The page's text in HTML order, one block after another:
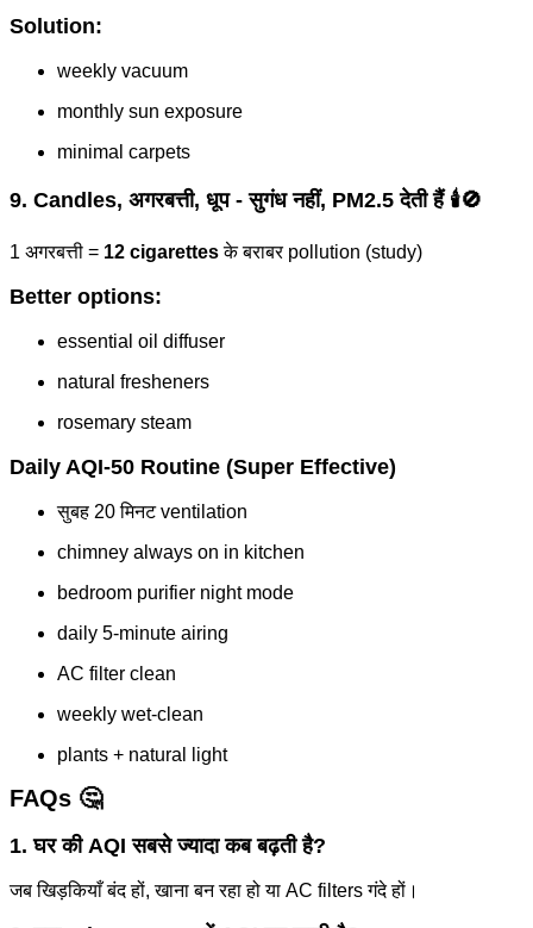
Solution:
weekly vacuum
monthly sun exposure
minimal carpets
9. Candles, अगरबत्ती, धूप - सुगंध नहीं, PM2.5 देती हैं 🕯️🚫
1 अगरबत्ती = 12 cigarettesके बराबर pollution (study)
Better options:
essential oil diffuser
natural fresheners
rosemary steam
Daily AQI-50 Routine (Super Effective)
सुबह 20 मिनट ventilation
chimney always on in kitchen
bedroom purifier night mode
daily 5-minute airing
AC filter clean
weekly wet-clean
plants + natural light
FAQs 🤔
1. घर की AQI सबसे ज्यादा कब बढ़ती है?
जब खिड़कियाँ बंद हों, खाना बन रहा हो या AC filters गंदे हों।